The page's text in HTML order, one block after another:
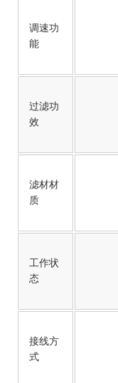
调速功
能
过滤功
效
滤材材
质
工作状
态
接线方
式